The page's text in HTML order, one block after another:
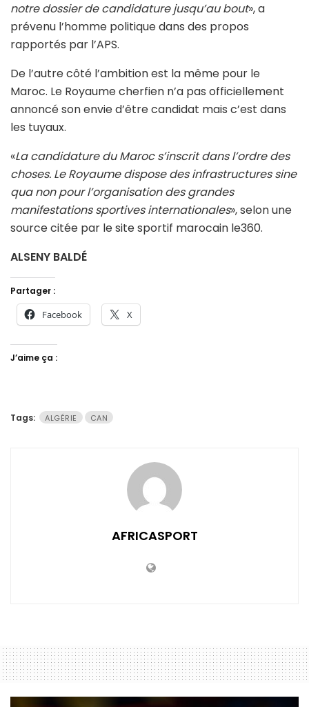
notre dossier de candidature jusqu’au bout», a
prévenu l’homme politique dans des propos
rapportés par l’APS.
De l’autre côté l’ambition est la même pour le
Maroc. Le Royaume cherfien n’a pas officiellement
annoncé son envie d’être candidat mais c’est dans
les tuyaux.
«La candidature du Maroc s’inscrit dans l’ordre des
choses. Le Royaume dispose des infrastructures sine
qua non pour l’organisation des grandes
manifestations sportives internationales», selon une
source citée par le site sportif marocain le360.
ALSENY BALDÉ
Partager :
Facebook X
J’aime ça :
Tags: ALGÉRIE CAN
AFRICASPORT